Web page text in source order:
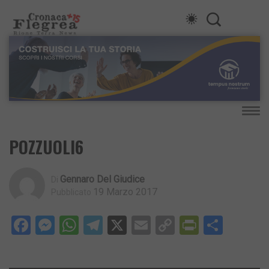
POZZUOLI6
Gennaro Del Giudice
19 Marzo 2017
Facebook
Messenger
WhatsApp
Telegram
X EmailCopy